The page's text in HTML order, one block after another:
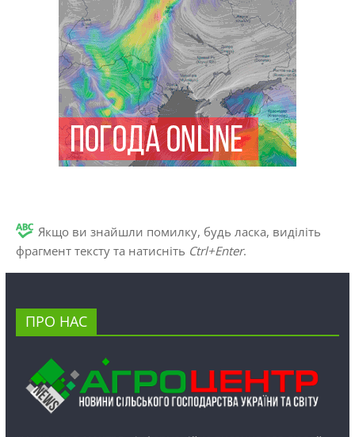
Якщо ви знайшли помилку, будь ласка, виділіть
фрагмент тексту та натисніть Ctrl+Enter.
ПРО НАС